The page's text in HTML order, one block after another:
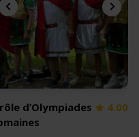
d’Olympiades
4.00